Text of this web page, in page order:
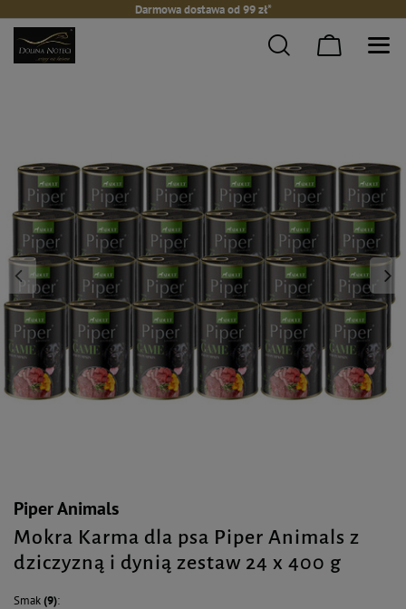
Darmowa dostawa od 99 zł*
Piper Animals
Mokra Karma dla psa Piper Animals z
dziczyzną i dynią zestaw 24 x 400 g
Smak(9)